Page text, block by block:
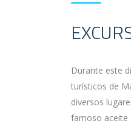
Durante este
turísticos de
diversos
famoso aceite